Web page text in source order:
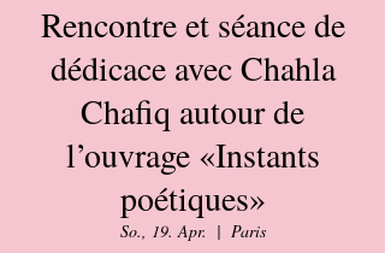
Rencontre et séance de
dédicace avec Chahla
Chafiq autour de
l’ouvrage «Instants
poétiques»
So., 19. Apr.
  |
Paris